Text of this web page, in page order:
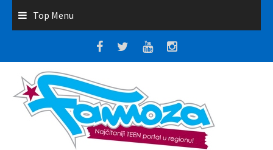
Top Menu